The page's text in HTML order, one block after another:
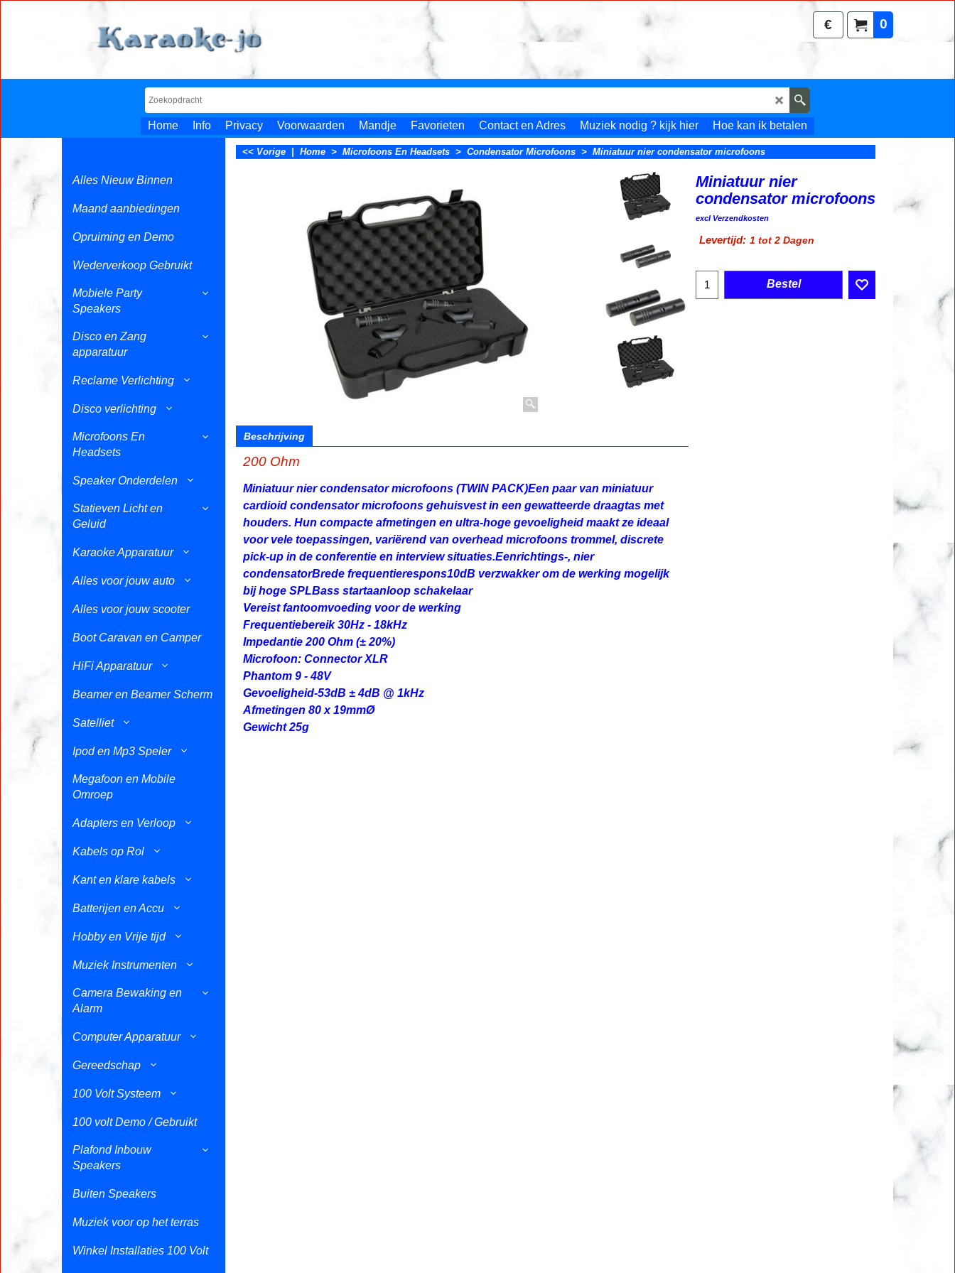
0
€
Home Info Privacy Voorwaarden Mandje Favorieten Contact en Adres Muziek nodig ? kijk hier Hoe kan ik betalen
Alles Nieuw Binnen
Maand aanbiedingen
Opruiming en Demo
Wederverkoop Gebruikt
Mobiele Party
Speakers
Disco en Zang
apparatuur
Reclame Verlichting
Disco verlichting
Microfoons En
Headsets
Speaker Onderdelen
Statieven Licht en
Geluid
Karaoke Apparatuur
Alles voor jouw auto
Alles voor jouw scooter
Boot Caravan en Camper
HiFi Apparatuur
Beamer en Beamer Scherm
Satelliet
Ipod en Mp3 Speler
Megafoon en Mobile
Omroep
Adapters en Verloop
Kabels op Rol
Kant en klare kabels
Batterijen en Accu
Hobby en Vrije tijd
Muziek Instrumenten
Camera Bewaking en
Alarm
Computer Apparatuur
Gereedschap
100 Volt Systeem
100 volt Demo / Gebruikt
Plafond Inbouw
Speakers
Buiten Speakers
Muziek voor op het terras
Winkel Installaties 100 Volt
<< Vorige Home > Microfoons En Headsets > Condensator Microfoons > Miniatuur nier condensator microfoons
Miniatuur nier
condensator microfoons
excl Verzendkosten
Levertijd: 1 tot 2 Dagen
Bestel
Beschrijving
200 Ohm
Miniatuur nier condensator microfoons (TWIN PACK)Een paar van miniatuur
cardioid condensator microfoons gehuisvest in een gewatteerde draagtas met
houders. Hun compacte afmetingen en ultra-hoge gevoeligheid maakt ze ideaal
voor vele toepassingen, variërend van overhead microfoons trommel, discrete
pick-up in de conferentie en interview situaties.Eenrichtings-, nier
condensatorBrede frequentierespons10dB verzwakker om de werking mogelijk
bij hoge SPLBass startaanloop schakelaar
Vereist fantoomvoeding voor de werking
Frequentiebereik 30Hz - 18kHz
Impedantie 200 Ohm (± 20%)
Microfoon: Connector XLR
Phantom 9 - 48V
Gevoeligheid-53dB ± 4dB @ 1kHz
Afmetingen 80 x 19mmØ
Gewicht 25g